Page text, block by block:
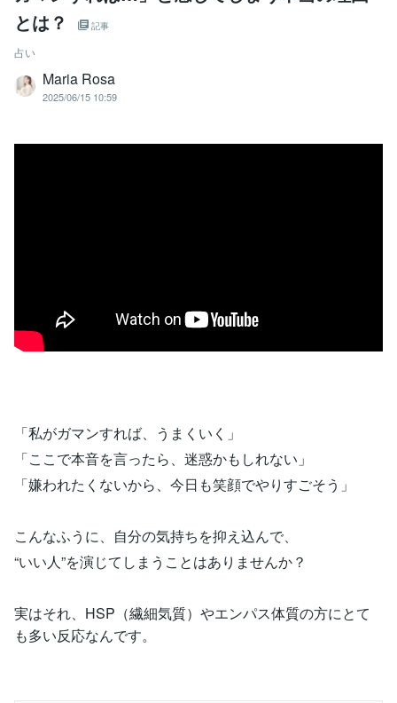
とは？
記事
占い
Maria Rosa
2025/06/15 10:59
「私がガマンすれば、うまくいく」
「ここで本音を言ったら、迷惑かもしれない」
「嫌われたくないから、今日も笑顔でやりすごそう」
こんなふうに、自分の気持ちを抑え込んで、
“いい人”を演じてしまうことはありませんか？
実はそれ、HSP（繊細気質）やエンパス体質の方にとて
も多い反応なんです。